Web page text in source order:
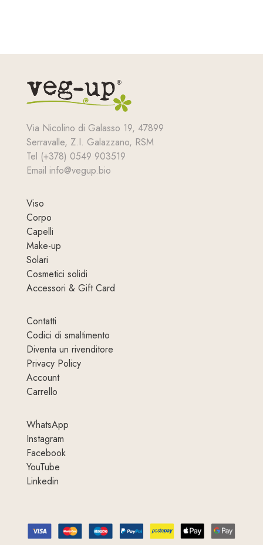
Via Nicolino di Galasso 19, 47899
Serravalle, Z.I. Galazzano, RSM
Tel (+378) 0549 903519
Email info@vegup.bio
Viso
Corpo
Capelli
Make-up
Solari
Cosmetici solidi
Accessori & Gift Card
Contatti
Codici di smaltimento
Diventa un rivenditore
Privacy Policy
Account
Carrello
WhatsApp
Instagram
Facebook
YouTube
Linkedin